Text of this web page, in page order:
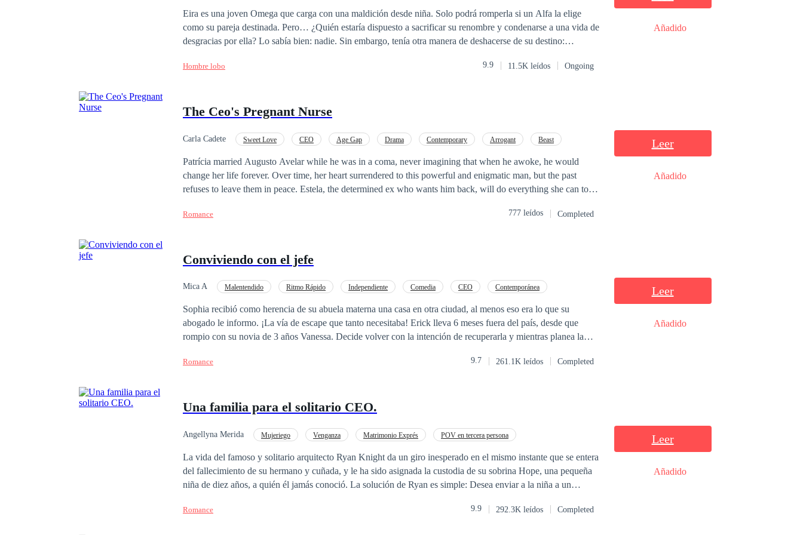
Eira es una joven Omega que carga con una maldición desde niña. Solo podrá romperla si un Alfa la elige
como su pareja destinada. Pero… ¿Quién estaría dispuesto a sacrificar su renombre y condenarse a una vida de
desgracias por ella? Lo sabía bien: nadie. Sin embargo, tenía otra manera de deshacerse de su destino:
también es una figura envuelta en una leyenda. Un Alfa poco común, con características vampíricas que lo
escape fácilmente.
Hombre lobo 9.9 11.5K leídos Ongoing
Añadido
The Ceo's Pregnant Nurse
Carla Cadete Sweet Love CEO Age Gap Drama Contemporary Arrogant
Beast
Patrícia married Augusto Avelar while he was in a coma, never imagining that when he awoke, he would
change her life forever. Over time, her heart surrendered to this powerful and enigmatic man, but the past
refuses to leave them in peace. Estela, the determined ex who wants him back, will do everything she can to
fight to discover whether their marriage has a future—or if it has been doomed from the very beginning.
Romance 777 leídos Completed
Leer
Añadido
Conviviendo con el jefe
Mica A Malentendido Ritmo Rápido Independiente Comedia CEO Contemporánea
Sophia recibió como herencia de su abuela materna una casa en otra ciudad, al menos eso era lo que su
abogado le informo. ¡La vía de escape que tanto necesitaba! Erick lleva 6 meses fuera del país, desde que
rompio con su novia de 3 años Vanessa. Decide volver con la intención de recuperarla y mientras planea la
que son copropietarios. Un alocado plan los unirá pero lo línea que divide lo falso y de lo real se vuelve muy
Romance 9.7 261.1K leídos Completed
Leer
Añadido
Una familia para el solitario CEO.
Angellyna Merida Mujeriego Venganza Matrimonio Exprés
POV en tercera persona
La vida del famoso y solitario arquitecto Ryan Knight da un giro inesperado en el mismo instante que se entera
del fallecimiento de su hermano y cuñada, y le ha sido asignada la custodia de su sobrina Hope, una pequeña
niña de diez años, a quién él jamás conoció. La solución de Ryan es simple: Desea enviar a la niña a un
quién le recuerda a cada instante el engaño de su exnovia Paige, quién lo dejó con el corazón roto por preferir a
Romance 9.9 292.3K leídos Completed
Leer
Añadido